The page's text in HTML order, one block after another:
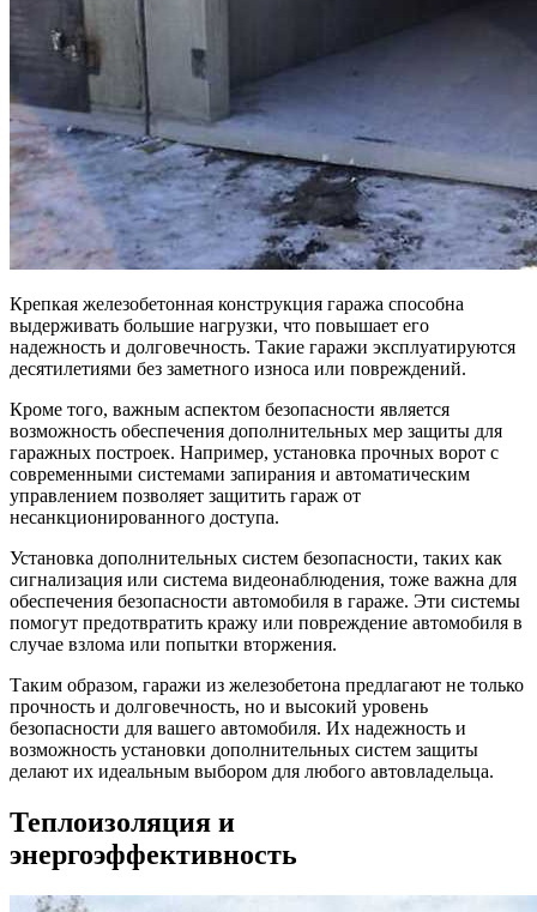
Крепкая железобетонная конструкция гаража способна
выдерживать большие нагрузки, что повышает его
надежность и долговечность. Такие гаражи эксплуатируются
десятилетиями без заметного износа или повреждений.
Кроме того, важным аспектом безопасности является
возможность обеспечения дополнительных мер защиты для
гаражных построек. Например, установка прочных ворот с
современными системами запирания и автоматическим
управлением позволяет защитить гараж от
несанкционированного доступа.
Установка дополнительных систем безопасности, таких как
сигнализация или система видеонаблюдения, тоже важна для
обеспечения безопасности автомобиля в гараже. Эти системы
помогут предотвратить кражу или повреждение автомобиля в
случае взлома или попытки вторжения.
Таким образом, гаражи из железобетона предлагают не только
прочность и долговечность, но и высокий уровень
безопасности для вашего автомобиля. Их надежность и
возможность установки дополнительных систем защиты
делают их идеальным выбором для любого автовладельца.
Теплоизоляция и
энергоэффективность